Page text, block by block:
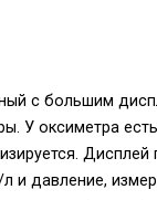
с большим
У оксиметра
Дисплей
и давление,